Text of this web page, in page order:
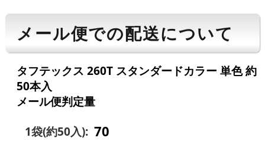
メール便での配送について
タフテックス 260T スタンダードカラー 単色 約
50本入
メール便判定量
1袋(約50入): 70